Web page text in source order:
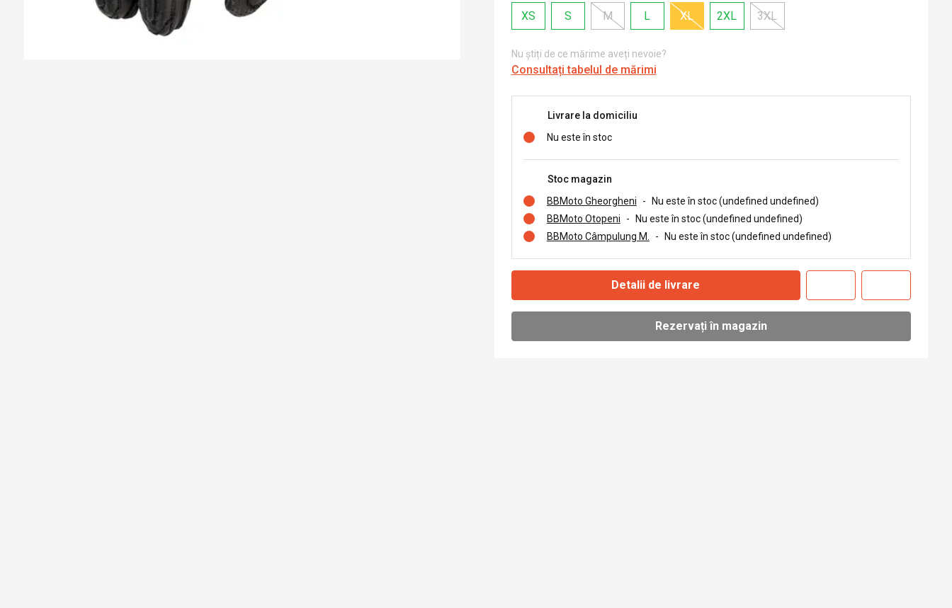
XS
S M L XL 2XL 3XL
Nu știți de ce mărime aveți nevoie?
Consultați tabelul de mărimi
Livrare la domiciliu
Nu este în stoc
Stoc magazin
BBMoto Gheorgheni
-
Nu este în stoc (undefined undefined)
BBMoto Otopeni
-
Nu este în stoc (undefined undefined)
BBMoto Câmpulung M.
- Nu este în stoc (undefined undefined)
Detalii de livrare
Rezervați în magazin